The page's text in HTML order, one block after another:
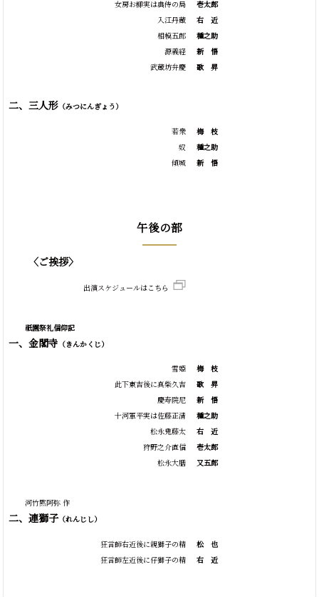
女房お柳実は典侍の局
入江丹蔵
相模五郎
源義経
武蔵坊弁慶
壱太郎
右
近
種之助
新
悟
歌
昇
二、三人形（みつにんぎょう）
若衆
奴
傾城
梅
枝
種之助
新
悟
午後の部
〈ご挨拶〉
出演スケジュールはこちら
祇園祭礼信仰記
一、金閣寺 （きんかくじ）
雪姫
此下東吉後に真柴久吉
慶寿院尼
十河軍平実は佐藤正清
松永鬼藤太
狩野之介直信
松永大膳
梅
枝
歌
昇
新
悟
種之助
右
近
壱太郎
又五郎
河竹黙阿弥 作
二、連獅子（れんじし）
狂言師右近後に親獅子の精
狂言師左近後に仔獅子の精
松
也
右
近